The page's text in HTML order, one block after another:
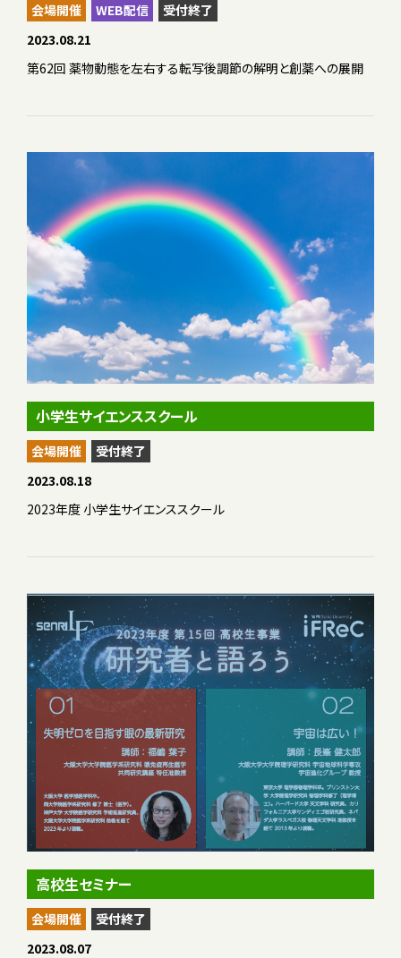
会場開催 WEB配信
受付終了
2023.08.21
第62回 薬物動態を左右する転写後調節の解明と創薬への展開
小学生サイエンススクール
会場開催
受付終了
2023.08.18
2023年度 小学生サイエンススクール
高校生セミナー
会場開催
受付終了
2023.08.07